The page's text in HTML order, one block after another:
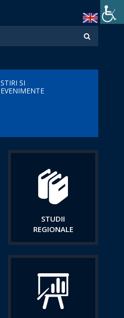
STIRI SI
EVENIMENTE
STUDII
REGIONALE